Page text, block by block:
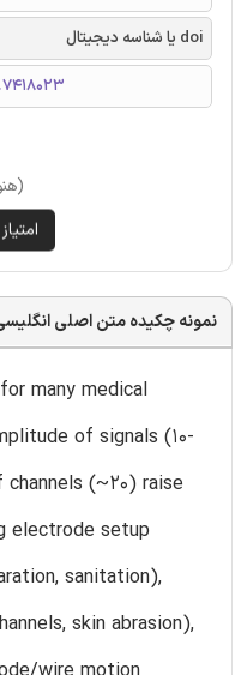
doi یا شناسه دیجیتال
نمونه چکیده متن اصلی
many medical
of signals (10-
channels (~20) raise
electrode setup
sanitation),
skin abrasion),